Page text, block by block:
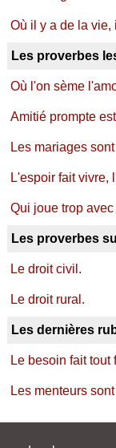
Où il y a de la vie,
Les proverbes
Où l'on sème
Amitié prompte
Les mariages
L'espoir fait vivre,
Qui joue trop
Les proverbes
Le droit civil.
Le droit rural.
Les dernières
Le besoin fait tout
Les menteurs